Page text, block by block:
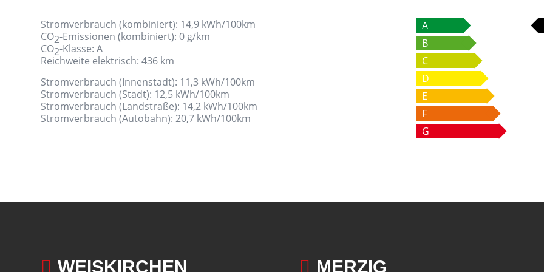
Stromverbrauch (kombiniert): 14,9 kWh/100km
CO2-Emissionen (kombiniert):0 g/km
CO2-Klasse:A
Reichweite elektrisch:436 km
Stromverbrauch (Innenstadt): 11,3 kWh/100km
Stromverbrauch (Stadt): 12,5 kWh/100km
Stromverbrauch (Landstraße): 14,2 kWh/100km
Stromverbrauch (Autobahn): 20,7 kWh/100km
A
B
C
D
E
F
G
 WEISKIRCHEN  MERZIG